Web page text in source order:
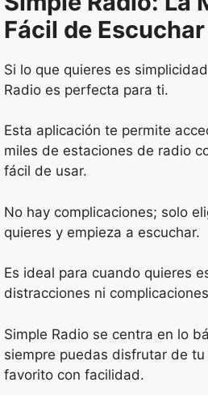
Fácil de
Si lo que quieres es
Radio es perfecta para ti.
Esta aplicación te permite
miles de estaciones de radio
fácil de usar.
No hay complicaciones; solo
quieres y empieza a escuchar.
Es ideal para cuando quieres
distracciones ni
Simple Radio se centra en lo
siempre puedas disfrutar de
favorito con facilidad.